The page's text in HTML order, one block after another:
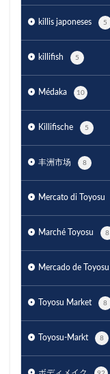
killis japoneses 5
killifish 5
Médaka 10
Killifische 5
丰洲市场 8
Mercato di Toyosu
Marché Toyosu 8
Mercado de Toyosu
Toyosu Market 8
Toyosu-Markt 8
ボディメイク